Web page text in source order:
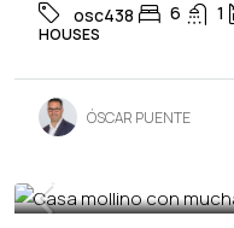
osc438 6 1
HOUSES
ÓSCAR PUENTE
599,900€